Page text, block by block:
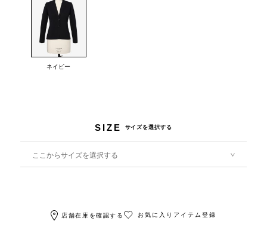
ネイビー
SIZE サイズを選択する
ここからサイズを選択する
店舗在庫を確認する お気に入りアイテム登録